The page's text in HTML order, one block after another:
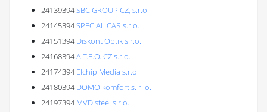
24139394SBC GROUP CZ, s.r.o.
24145394SPECIAL CAR s.r.o.
24151394 Diskont Optik s.r.o.
24168394A.T.E.O. CZ s.r.o.
24174394 Elchip Media s.r.o.
24180394 DOMO komfort s. r. o.
24197394 MVD steel s.r.o.